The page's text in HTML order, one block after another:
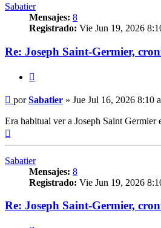
Sabatier
Mensajes: 8
Registrado: Vie Jun 19, 2026
Re: Joseph Saint-Germier,
Mensaje
porSabatier » Jue Jul 16, 2026 8:10
Era habitual ver a Joseph Saint Germier
Sabatier
Mensajes: 8
Registrado: Vie Jun 19, 2026
Re: Joseph Saint-Germier,